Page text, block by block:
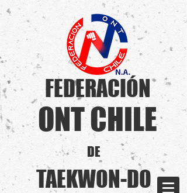
ONT CHILE
FEDERACIÓN
DE
TAEKWON-DO